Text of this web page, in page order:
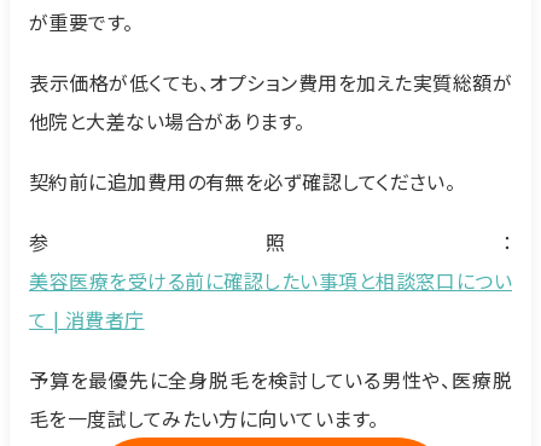
が重要です。
表示価格が低くても、オプション費用を加えた実質総額が
他院と大差ない場合があります。
契約前に追加費用の有無を必ず確認してください。
参照：
美容医療を受ける前に確認したい事項と相談窓口につい
て | 消費者庁
予算を最優先に全身脱毛を検討している男性や、医療脱
毛を一度試してみたい方に向いています。